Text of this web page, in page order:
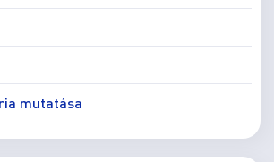
mutatása